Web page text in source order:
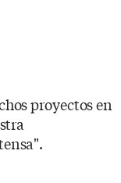
proyectos en